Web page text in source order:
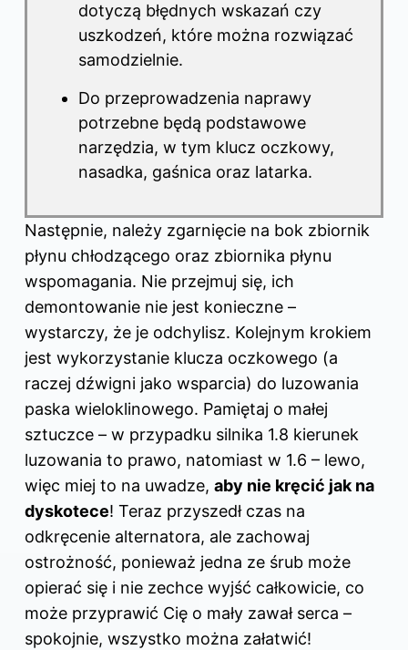
dotyczą błędnych wskazań czy
uszkodzeń, które można rozwiązać
samodzielnie.
Do przeprowadzenia naprawy
potrzebne będą podstawowe
narzędzia, w tym klucz oczkowy,
nasadka, gaśnica oraz latarka.
Następnie, należy zgarnięcie na bok zbiornik
płynu chłodzącego oraz zbiornika płynu
wspomagania. Nie przejmuj się, ich
demontowanie nie jest konieczne –
wystarczy, że je odchylisz. Kolejnym krokiem
jest wykorzystanie klucza oczkowego (a
raczej dźwigni jako wsparcia) do luzowania
paska wieloklinowego. Pamiętaj o małej
sztuczce – w przypadku silnika 1.8 kierunek
luzowania to prawo, natomiast w 1.6 – lewo,
więc miej to na uwadze, aby nie kręcić jak na
dyskotece! Teraz przyszedł czas na
odkręcenie alternatora, ale zachowaj
ostrożność, ponieważ jedna ze śrub może
opierać się i nie zechce wyjść całkowicie, co
może przyprawić Cię o mały zawał serca –
spokojnie, wszystko można załatwić!